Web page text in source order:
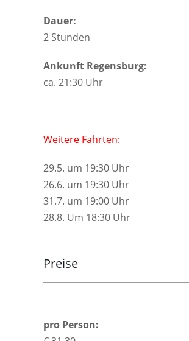
Dauer:
2 Stunden
Ankunft Regensburg:
ca. 21:30 Uhr
Weitere Fahrten:
29.5. um 19:30 Uhr
26.6. um 19:30 Uhr
31.7. um 19:00 Uhr
28.8. Um 18:30 Uhr
Preise
pro Person: